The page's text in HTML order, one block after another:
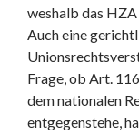
weshalb das
Auch eine
Frage, ob Art.
dem nationalen
entgegenstehe,